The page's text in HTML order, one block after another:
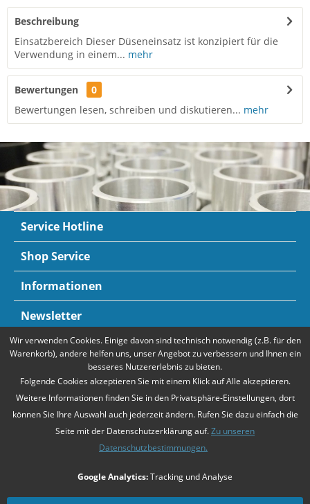
Beschreibung
Einsatzbereich Dieser Düseneinsatz ist konzipiert für die
Verwendung in einem... mehr
Bewertungen
0
Bewertungen lesen, schreiben und diskutieren... mehr
Service Hotline
Shop Service
Informationen
Newsletter
Zahlungsarten Mehr Informationen
falls nicht anders beschrieben
Unsere Angebote richten sich ausschließlich an Unternehmer gemäß§14
Wir verwenden Cookies. Einige davon sind technisch notwendig (z.B. für den
Warenkorb), andere helfen uns, unser Angebot zu verbessern und Ihnen ein
besseres Nutzererlebnis zu bieten.
Folgende Cookies akzeptieren Sie mit einem Klick auf Alle akzeptieren.
Weitere Informationen finden Sie in den Privatsphäre-Einstellungen, dort
können Sie Ihre Auswahl auch jederzeit ändern. Rufen Sie dazu einfach die
Seite mit der Datenschutzerklärung auf.Zu unseren
Datenschutzbestimmungen.
Google Analytics:Tracking und Analyse